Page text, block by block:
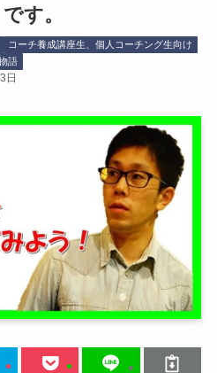
す。
コーチ養成講座生、個人コーチング生向け
語
日